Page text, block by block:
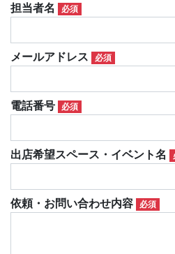
担当者名 必須
メールアドレス 必須
電話番号 必須
出店希望スペース・イベント名
依頼・お問い合わせ内容 必須